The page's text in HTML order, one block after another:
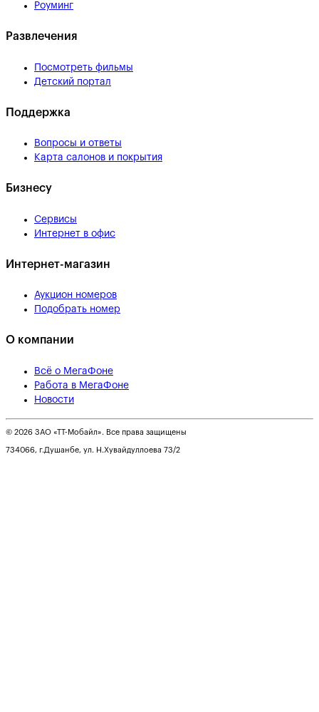
Роуминг
Развлечения
Посмотреть фильмы
Детский портал
Поддержка
Вопросы и ответы
Карта салонов и покрытия
Бизнесу
Сервисы
Интернет в офис
Интернет-магазин
Аукцион номеров
Подобрать номер
О компании
Всё о МегаФоне
Работа в МегаФоне
Новости
© 2026 ЗАО «ТТ-Мобайл». Все права защищены
734066, г.Душанбе, ул. Н.Хувайдуллоева 73/2